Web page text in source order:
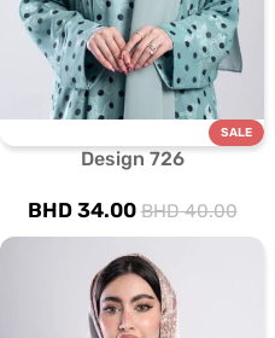
SALE
Design 726
BHD40.00
BHD34.00